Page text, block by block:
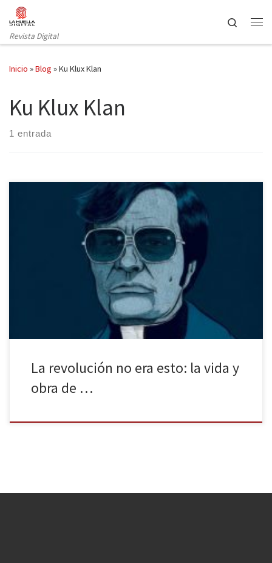
Saltar al contenido
Revista Digital
Search
Inicio »Blog »Ku Klux Klan
Ku Klux Klan
1 entrada
De la mano de La Felguera Editores nos llega este librito sobre la
vida y obra del reverendo Jim Jones: paranoico,
drogodependiente, estafador, evasor de impuestos, vendedor
de monos e hijo de un miembro del Ku Klux Klan, mundialmente
famoso a raíz del suicidio masivo de los integrantes del Templo
La revolución no era esto: la vida y
obra de …